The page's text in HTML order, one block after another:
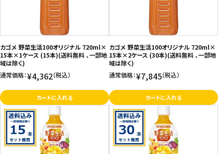
カゴメ 野菜生活100オリジナル 720ml×
15本×1ケース (15本)(送料無料 、一部地
域は除く)
通常価格：¥4,362（税込）
カートに入れる
カゴメ 野菜生活100オリジナル 720ml×
15本×2ケース (30本)(送料無料 、一部地
域は除く)
通常価格：¥7,845（税込）
カートに入れる